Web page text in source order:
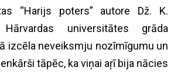
“Harijs poters” autore Dž. K.
universitātes grāda
izcēla neveiksmju nozīmīgumu un
tāpēc, ka viņai aŗī bija nācies